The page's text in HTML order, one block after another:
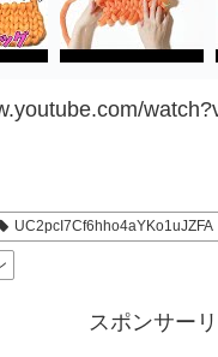
UC2pcI7Cf6hho4aYKo1uJZFA
スポンサー